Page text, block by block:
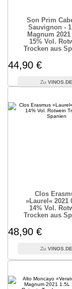
Son Prim
Sauvignon -
Magnum
15% Vol.
Trocken aus
44,90 €
VINOS.DE
Clos
»Laurel« 2021
14% Vol.
Trocken aus
48,90 €
VINOS.DE